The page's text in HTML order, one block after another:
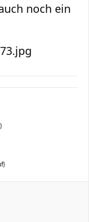
noch ein